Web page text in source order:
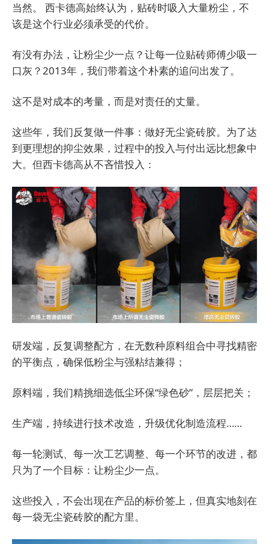
当然。 西卡德高始终认为，贴砖时吸入大量粉尘，不
该是这个行业必须承受的代价。
有没有办法，让粉尘少一点？让每一位贴砖师傅少吸一
口灰？2013年，我们带着这个朴素的追问出发了。
这不是对成本的考量，而是对责任的丈量。
这些年，我们反复做一件事：做好无尘瓷砖胶。为了达
到更理想的抑尘效果，过程中的投入与付出远比想象中
大。但西卡德高从不吝惜投入：
研发端，反复调整配方，在无数种原料组合中寻找精密
的平衡点，确保低粉尘与强粘结兼得；
原料端，我们精挑细选低尘环保“绿色砂”，层层把关；
生产端，持续进行技术改造，升级优化制造流程……
每一轮测试、每一次工艺调整、每一个环节的改进，都
只为了一个目标：让粉尘少一点。
这些投入，不会出现在产品的标价签上，但真实地刻在
每一袋无尘瓷砖胶的配方里。